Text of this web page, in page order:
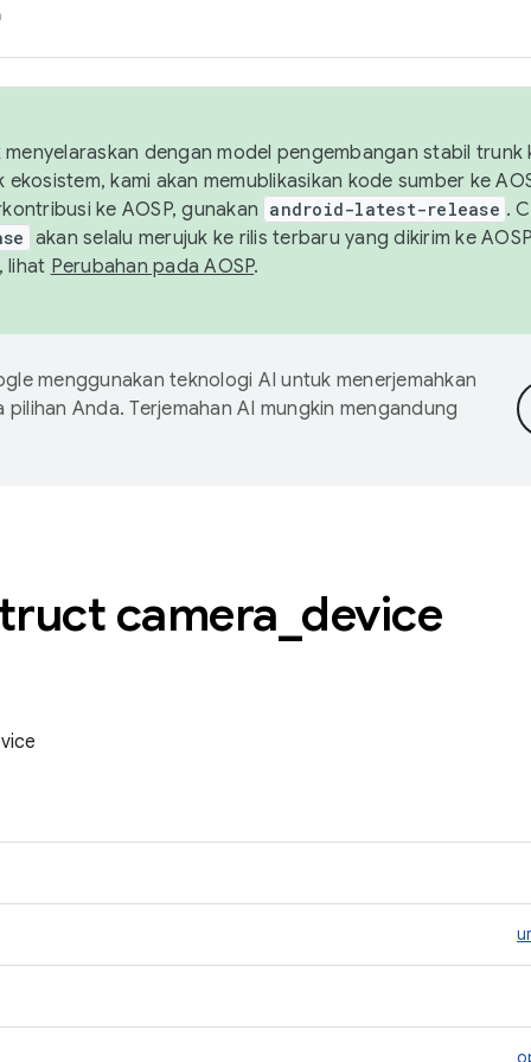
dengan model pengembangan stabil trunk
kami akan memublikasikan kode sumber ke
ke AOSP, gunakan android-latest-release .
akan selalu merujuk ke rilis terbaru yang dikirim ke
lihat Perubahan pada AOSP.
menggunakan teknologi AI untuk menerjemahkan
Anda. Terjemahan AI mungkin mengandung
camera device